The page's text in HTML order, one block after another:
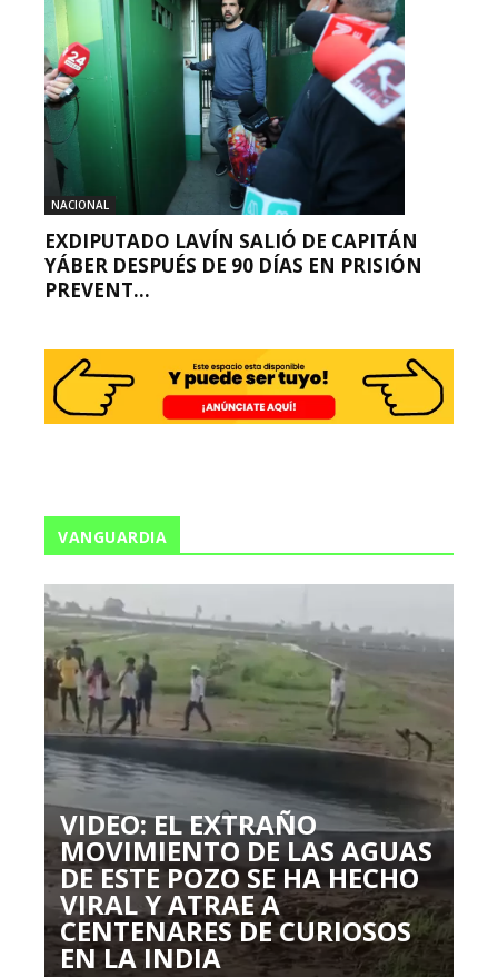
NACIONAL
EXDIPUTADO LAVÍN SALIÓ DE CAPITÁN
YÁBER DESPUÉS DE 90 DÍAS EN PRISIÓN
PREVENT...
VANGUARDIA
VIDEO: EL EXTRAÑO
MOVIMIENTO DE LAS AGUAS
DE ESTE POZO SE HA HECHO
VIRAL Y ATRAE A
CENTENARES DE CURIOSOS
EN LA INDIA